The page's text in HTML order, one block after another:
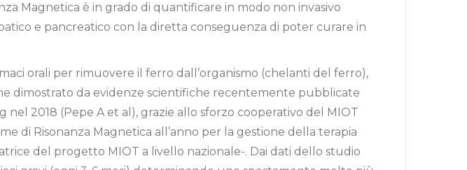
Magnetica è in grado di quantificare in modo non invasivo
e pancreatico con la diretta conseguenza di poter curare in
orali per rimuovere il ferro dall’organismo (chelanti del ferro),
dimostrato da evidenze scientifiche recentemente pubblicate
2018 (Pepe A et al), grazie allo sforzo cooperativo del MIOT
di Risonanza Magnetica all’anno per la gestione della terapia
del progetto MIOT a livello nazionale-. Dai dati dello studio